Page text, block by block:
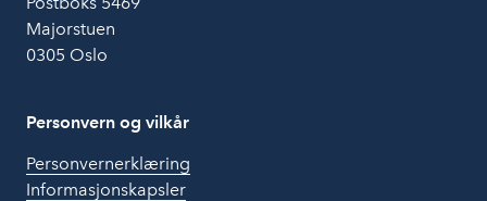
Majorstuen
0305 Oslo
Personvern og vilkår
Personvernerklæring
Informasjonskapsler